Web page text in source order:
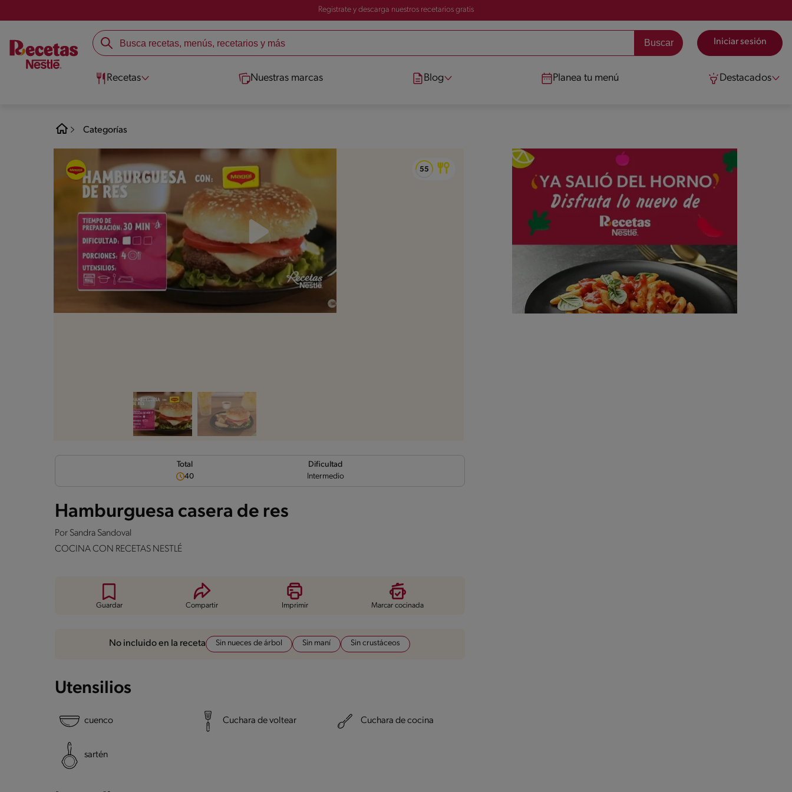
Registrate y descarga nuestros recetarios gratis
Iniciar sesión
Recetas Nuestras marcas Blog Planea tu menú Destacados
Categorías
Total
40
Dificultad
Intermedio
Hamburguesa casera de res
Por Sandra Sandoval
COCINA CON RECETAS NESTLÉ
Guardar Compartir Imprimir Marcar cocinada
No incluido en la receta Sin nueces de árbol Sin maní Sin crustáceos
Utensilios
cuenco Cuchara de voltear Cuchara de cocina
sartén